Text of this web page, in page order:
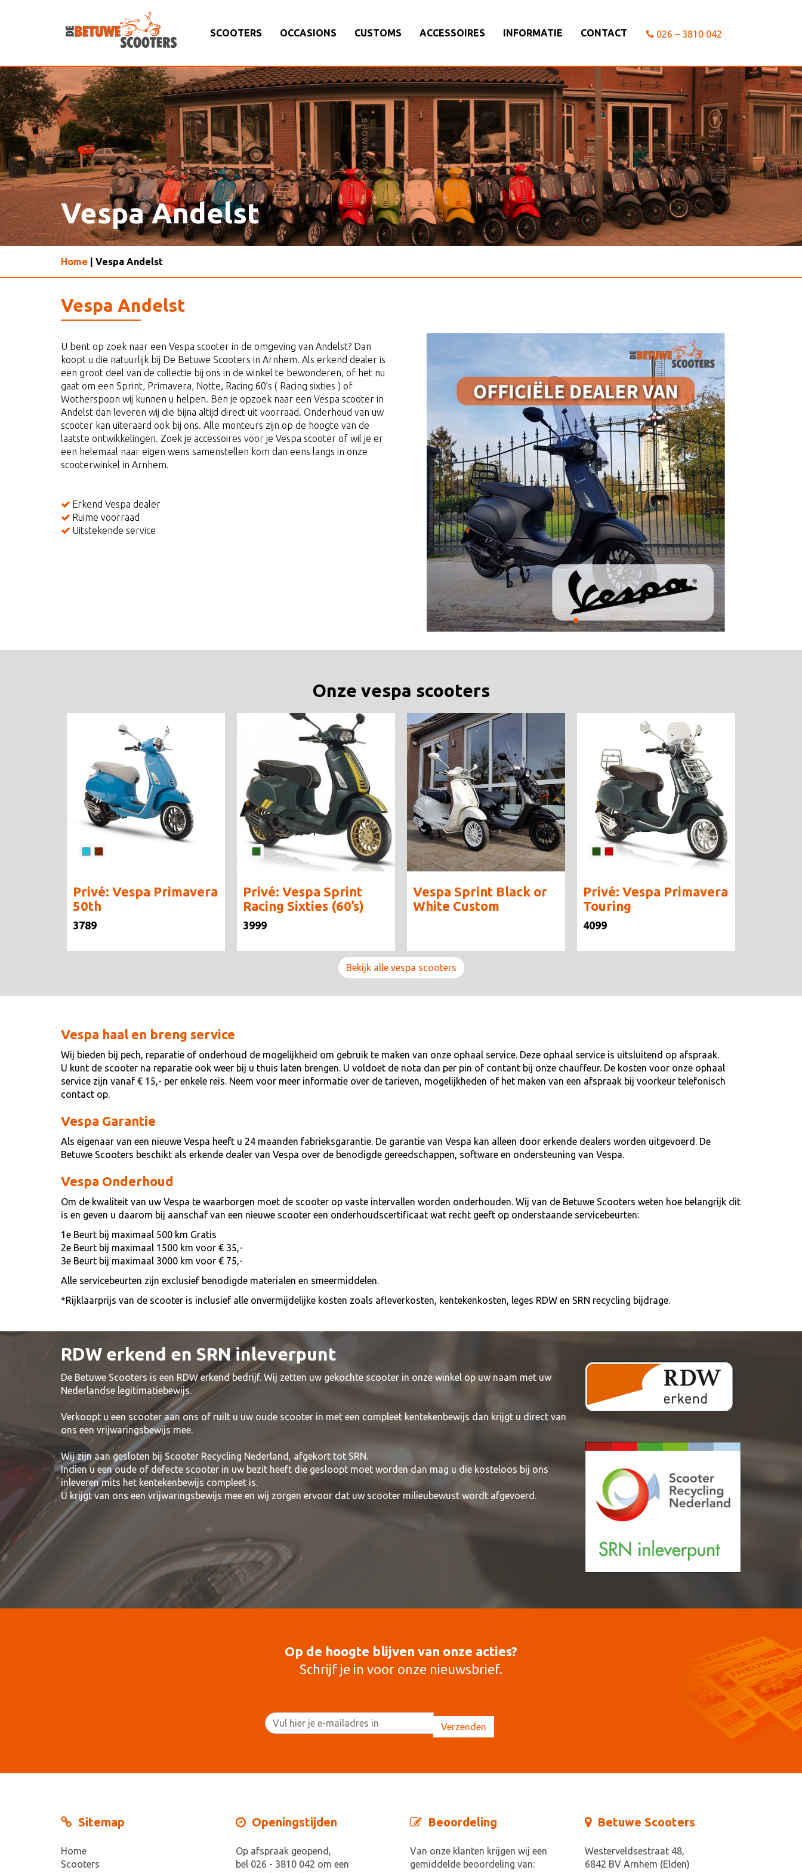
SCOOTERS OCCASIONS CUSTOMS ACCESSOIRES INFORMATIE CONTACT 026 – 3810 042
Vespa Andelst
Home | Vespa Andelst
Vespa Andelst
U bent op zoek naar een Vespa scooter in de omgeving van Andelst? Dan
koopt u die natuurlijk bij De Betuwe Scooters in Arnhem. Als erkend dealer is
een groot deel van de collectie bij ons in de winkel te bewonderen, of het nu
gaat om een Sprint, Primavera, Notte, Racing 60’s ( Racing sixties ) of
Wotherspoon wij kunnen u helpen. Ben je opzoek naar een Vespa scooter in
Andelst dan leveren wij die bijna altijd direct uit voorraad. Onderhoud van uw
scooter kan uiteraard ook bij ons. Alle monteurs zijn op de hoogte van de
laatste ontwikkelingen. Zoek je accessoires voor je Vespa scooter of wil je er
een helemaal naar eigen wens samenstellen kom dan eens langs in onze
scooterwinkel in Arnhem.
Erkend Vespa dealer
Ruime voorraad
Uitstekende service
Onze vespa scooters
Privé: Vespa Primavera
50th
3789
Privé: Vespa Sprint
Racing Sixties (60’s)
3999
Vespa Sprint Black or
White Custom
Privé: Vespa Primavera
Touring
4099
Bekijk alle vespa scooters
Vespa haal en breng service
Wij bieden bij pech, reparatie of onderhoud de mogelijkheid om gebruik te maken van onze ophaal service. Deze ophaal service is uitsluitend op afspraak.
U kunt de scooter na reparatie ook weer bij u thuis laten brengen. U voldoet de nota dan per pin of contant bij onze chauffeur. De kosten voor onze ophaal
service zijn vanaf € 15,- per enkele reis. Neem voor meer informatie over de tarieven, mogelijkheden of het maken van een afspraak bij voorkeur telefonisch
contact op.
Vespa Garantie
Als eigenaar van een nieuwe Vespa heeft u 24 maanden fabrieksgarantie. De garantie van Vespa kan alleen door erkende dealers worden uitgevoerd. De
Betuwe Scooters beschikt als erkende dealer van Vespa over de benodigde gereedschappen, software en ondersteuning van Vespa.
Vespa Onderhoud
Om de kwaliteit van uw Vespa te waarborgen moet de scooter op vaste intervallen worden onderhouden. Wij van de Betuwe Scooters weten hoe belangrijk dit
is en geven u daarom bij aanschaf van een nieuwe scooter een onderhoudscertificaat wat recht geeft op onderstaande servicebeurten:
1e Beurt bij maximaal 500 km Gratis
2e Beurt bij maximaal 1500 km voor € 35,-
3e Beurt bij maximaal 3000 km voor € 75,-
Alle servicebeurten zijn exclusief benodigde materialen en smeermiddelen.
*Rijklaarprijs van de scooter is inclusief alle onvermijdelijke kosten zoals afleverkosten, kentekenkosten, leges RDW en SRN recycling bijdrage.
RDW erkend en SRN inleverpunt
De Betuwe Scooters is een RDW erkend bedrijf. Wij zetten uw gekochte scooter in onze winkel op uw naam met uw
Nederlandse legitimatiebewijs.
Verkoopt u een scooter aan ons of ruilt u uw oude scooter in met een compleet kentekenbewijs dan krijgt u direct van
ons een vrijwaringsbewijs mee.
Wij zijn aan gesloten bij Scooter Recycling Nederland, afgekort tot SRN.
Indien u een oude of defecte scooter in uw bezit heeft die gesloopt moet worden dan mag u die kosteloos bij ons
inleveren mits het kentekenbewijs compleet is.
U krijgt van ons een vrijwaringsbewijs mee en wij zorgen ervoor dat uw scooter milieubewust wordt afgevoerd.
Op de hoogte blijven van onze acties?
Schrijf je in voor onze nieuwsbrief.
Sitemap
Home
Scooters
Openingstijden
Op afspraak geopend,
bel 026 - 3810 042 om een
Beoordeling
Van onze klanten krijgen wij een
gemiddelde beoordeling van:
Betuwe Scooters
Westerveldsestraat 48,
6842 BV Arnhem (Elden)